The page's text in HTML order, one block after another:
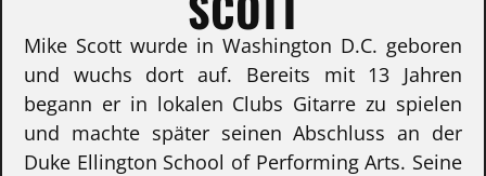
Mike Scott wurde in Washington D.C. geboren
und wuchs dort auf. Bereits mit 13 Jahren
begann er in lokalen Clubs Gitarre zu spielen
und machte später seinen Abschluss an der
Duke Ellington School of Performing Arts. Seine